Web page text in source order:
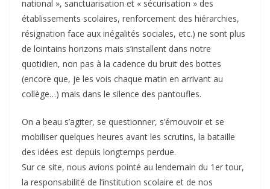
national », sanctuarisation et « sécurisation » des
établissements scolaires, renforcement des hiérarchies,
résignation face aux inégalités sociales, etc.) ne sont plus
de lointains horizons mais s’installent dans notre
quotidien, non pas à la cadence du bruit des bottes
(encore que, je les vois chaque matin en arrivant au
collège…) mais dans le silence des pantoufles.
On a beau s’agiter, se questionner, s’émouvoir et se
mobiliser quelques heures avant les scrutins, la bataille
des idées est depuis longtemps perdue.
Sur ce site, nous avions pointé au lendemain du 1er tour,
la responsabilité de l’institution scolaire et de nos